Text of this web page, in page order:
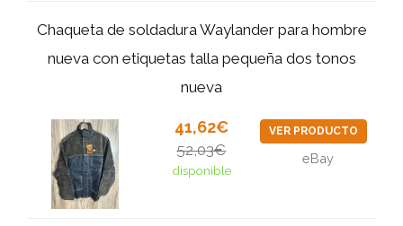
Chaqueta de soldadura Waylander para hombre
nueva con etiquetas talla pequeña dos tonos
nueva
41,62€
52,03€
disponible
VER PRODUCTO
eBay